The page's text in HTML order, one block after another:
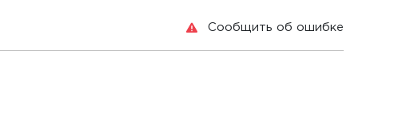
Сообщить об ошибке